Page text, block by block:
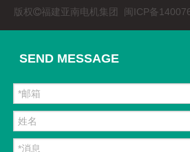
版权福建亚南电机集团 闽ICP备
SEND MESSAGE